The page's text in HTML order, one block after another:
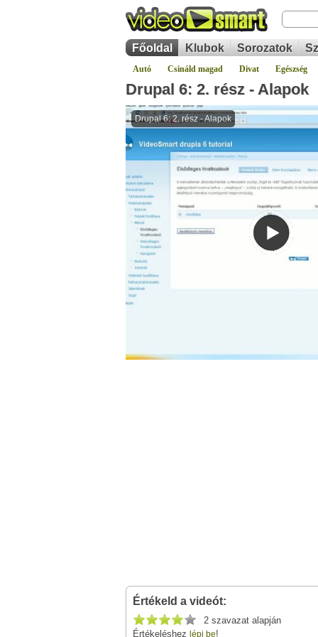
Főoldal Klubok Sorozatok
Autó Csináld magad Divat Egészség
Drupal 6: 2. rész - Alapok
Értékeld a videót:
2 szavazat alapján
Értékeléshez lépj be!